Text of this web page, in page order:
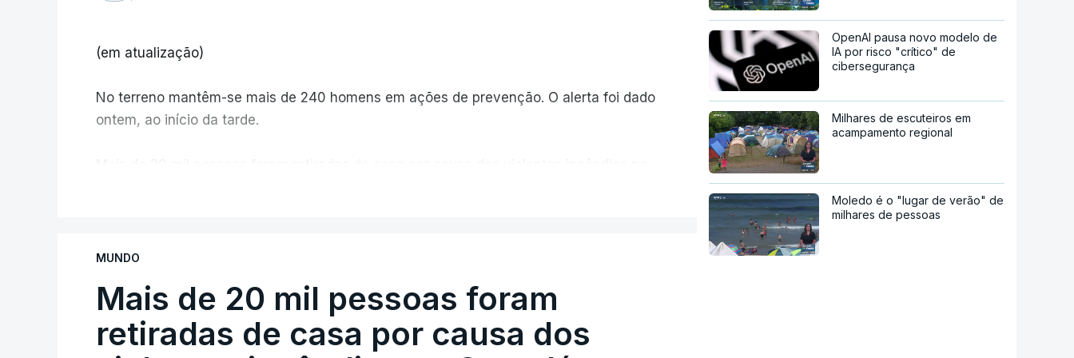
(em atualização)
No terreno mantêm-se mais de 240 homens em ações de prevenção. O alerta foi dado
ontem, ao início da tarde.
MUNDO
Mais de 20 mil pessoas foram
retiradas de casa por causa dos
OpenAI pausa novo modelo de
IA por risco "crítico" de
cibersegurança
Milhares de escuteiros em
acampamento regional
Moledo é o "lugar de verão" de
milhares de pessoas